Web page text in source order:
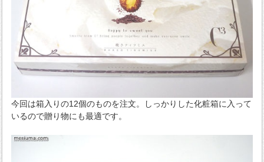
今回は箱入りの12個のものを注文。しっかりした化粧箱に入って
いるので贈り物にも最適です。